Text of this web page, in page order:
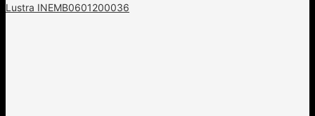
Lustra INEMB0601200036